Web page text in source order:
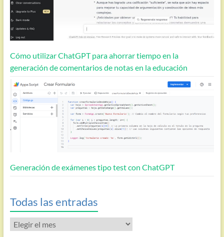
Cómo utilizar ChatGPT para ahorrar tiempo en la
generación de comentarios de notas en la educación
Generación de exámenes tipo test con ChatGPT
Todas las entradas
Todas
las